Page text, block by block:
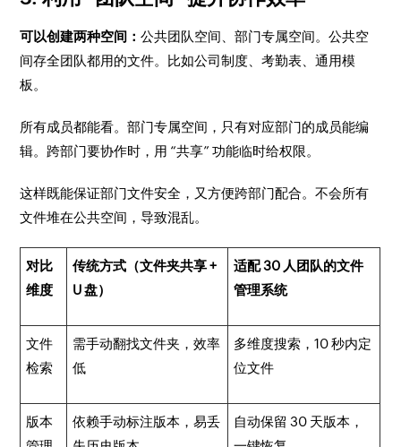
可以创建两种空间：公共团队空间、部门专属空间。公共空
间存全团队都用的文件。比如公司制度、考勤表、通用模
板。
所有成员都能看。部门专属空间，只有对应部门的成员能编
辑。跨部门要协作时，用 “共享” 功能临时给权限。
这样既能保证部门文件安全，又方便跨部门配合。不会所有
文件堆在公共空间，导致混乱。
对比
维度
传统方式（文件夹共享 +
U 盘）
适配 30 人团队的文件
管理系统
文件
检索
需手动翻找文件夹，效率
低
多维度搜索，10 秒内定
位文件
版本
依赖手动标注版本，易丢
自动保留 30 天版本，